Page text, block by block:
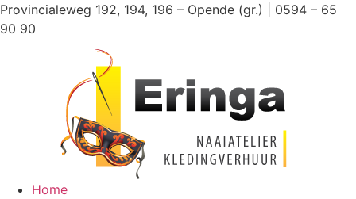
Ga
naar
Provincialeweg 192, 194, 196 – Opende (gr.) | 0594 – 65
90 90
Home